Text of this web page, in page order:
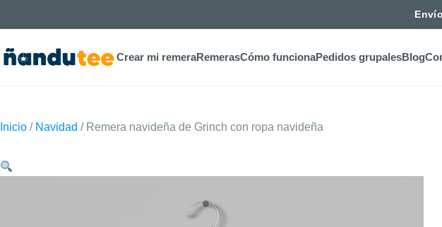
Crear mi remeraRemerasCómo funcionaPedidos grupalesBlog
Inicio / Navidad / Remera navideña de Grinch con ropa navideña